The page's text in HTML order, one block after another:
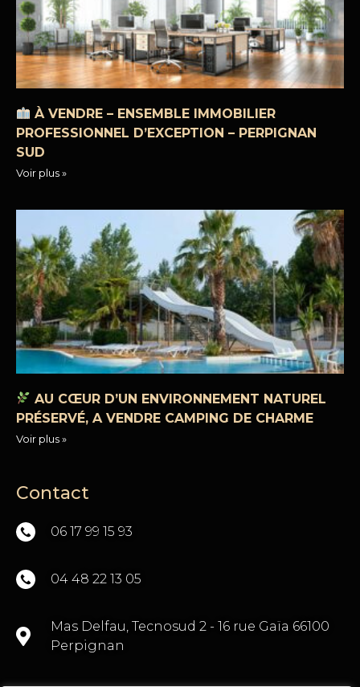
À VENDRE – ENSEMBLE IMMOBILIER
PROFESSIONNEL D’EXCEPTION – PERPIGNAN
SUD
Voir plus »
AU CŒUR D’UN ENVIRONNEMENT NATUREL
PRÉSERVÉ, A VENDRE CAMPING DE CHARME
Voir plus »
Contact
06 17 99 15 93
04 48 22 13 05
Mas Delfau, Tecnosud 2 - 16 rue Gaïa 66100
Perpignan